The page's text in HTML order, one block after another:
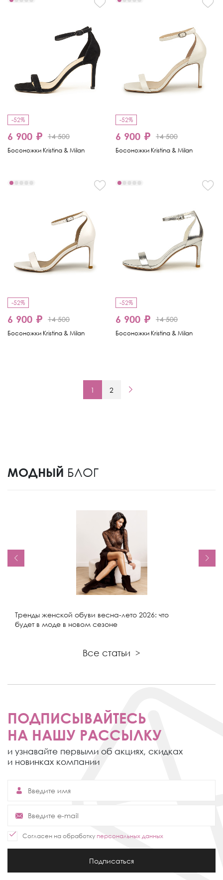
-52%
6 900 ₽ 14 500
Босоножки Kristina & Milan
-52%
6 900 ₽ 14 500
Босоножки Kristina & Milan
-52%
6 900 ₽ 14 500
Босоножки Kristina & Milan
-52%
6 900 ₽ 14 500
Босоножки Kristina & Milan
1 2
МОДНЫЙ БЛОГ
Тренды женской обуви весна-лето 2026: что
будет в моде в новом сезоне
Все статьи >
ПОДПИСЫВАЙТЕСЬ
НА НАШУ РАССЫЛКУ
и узнавайте первыми об акциях, скидках
и новинках компании
Согласен на обработку персональных данных
Подписаться